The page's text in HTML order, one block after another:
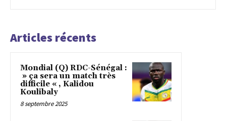
Articles récents
Mondial (Q) RDC-Sénégal :
» ça sera un match très
difficile « , Kalidou
Koulibaly
8 septembre 2025